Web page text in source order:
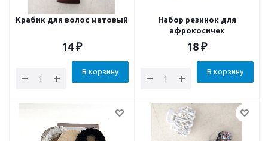
Крабик для волос матовый
14 ₽
В корзину
Набор резинок для
афрокосичек
18 ₽
В корзину